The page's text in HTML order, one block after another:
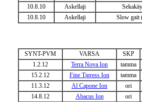
10.8.10
Askellaji
10.8.10
Askellaji Slow gait
SYNT-PVM VARSA
SKP
1.2.12
Terra Nova Ion
tamma
15.2.12
Fine Tigress Ion
tamma
11.3.12
Al Capone Ion
ori
14.8.12
Abacus Ion
ori